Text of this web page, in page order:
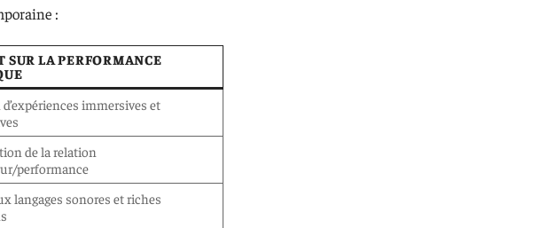
:
SUR LA PERFORMANCE
immersives et
de la relation
performance
langages sonores et riches